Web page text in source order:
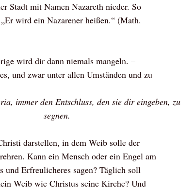
Stadt mit Namen Nazareth nieder. So
wird ein Nazarener heißen.“ (Math.
wird dir dann niemals mangeln. –
und zwar unter allen Umständen und zu
immer den Entschluss, den sie dir eingeben, zu
segnen.
darstellen, in dem Weib solle der
Kann ein Mensch oder ein Engel am
und Erfreulicheres sagen? Täglich soll
Weib wie Christus seine Kirche? Und